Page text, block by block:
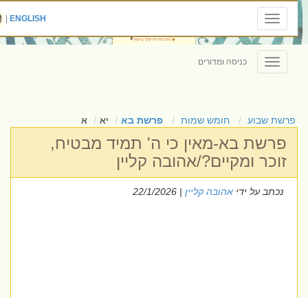
Toggle
navigation
ENGLISH
|
Toggle
navigation
כניסה ומדורים
פרשת שבוע חומש שמות פרשת בא יא א
פרשת בא-מאין כי ה' תמיד מבטיח,
זוכר ומקיים?/אהובה קליין
נכתב על ידיאהובה קליין| 22/1/2026